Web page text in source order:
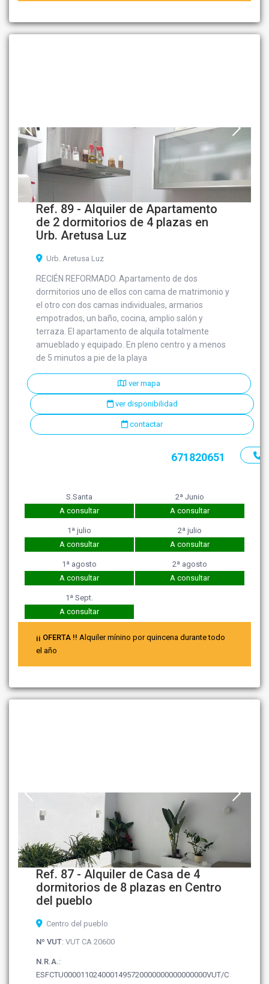
Ref. 89 - Alquiler de Apartamento
de 2 dormitorios de 4 plazas en
Urb. Aretusa Luz
Urb. Aretusa Luz
RECIÉN REFORMADO. Apartamento de dos
dormitorios uno de ellos con cama de matrimonio y
el otro con dos camas individuales, armarios
empotrados, un baño, cocina, amplio salón y
terraza. El apartamento de alquila totalmente
amueblado y equipado. En pleno centro y a menos
de 5 minutos a pie de la playa
ver mapa
ver disponibilidad
contactar
671820651
S.Santa
A consultar
2ª Junio
A consultar
1ª julio
A consultar
2ª julio
A consultar
1ª agosto
A consultar
2ª agosto
A consultar
1ª Sept.
A consultar
¡¡ OFERTA !! Alquiler mínino por quincena durante todo
el año
Ref. 87 - Alquiler de Casa de 4
dormitorios de 8 plazas en Centro
del pueblo
Centro del pueblo
Nº VUT: VUT CA 20600
N.R.A.:
ESFCTU0000110240001495720000000000000000VUT/C